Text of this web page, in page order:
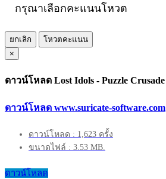
กรุณาเลือกคะแนนโหวต
ยกเลิก
โหวตคะแนน
×
ดาวน์โหลด Lost Idols - Puzzle Crusade
ดาวน์โหลด www.suricate-software.com
ดาวน์โหลด : 1,623 ครั้ง
ขนาดไฟล์ : 3.53 MB.
ดาวน์โหลด